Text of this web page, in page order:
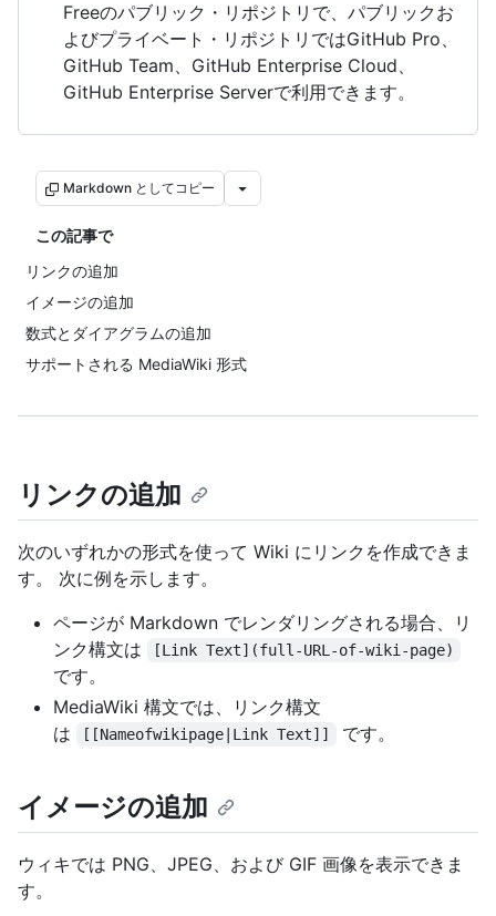
Freeのパブリック・リポジトリで、パブリックお
よびプライベート・リポジトリではGitHub Pro、
GitHub Team、GitHub Enterprise Cloud、
GitHub Enterprise Serverで利用できます。
Markdown としてコピー
この記事で
リンクの追加
イメージの追加
数式とダイアグラムの追加
サポートされる MediaWiki 形式
リンクの追加
次のいずれかの形式を使って Wiki にリンクを作成できま
す。 次に例を示します。
ページが Markdown でレンダリングされる場合、リ
ンク構文は
[Link Text](full-URL-of-wiki-page)
です。
MediaWiki 構文では、リンク構文
は
[[Nameofwikipage|Link Text]] です。
イメージの追加
ウィキでは PNG、JPEG、および GIF 画像を表示できま
す。